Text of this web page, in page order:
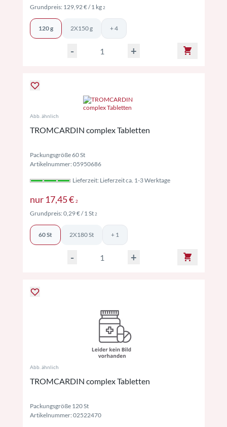
Grundpreis: 129,92 €/ 1 kg 2Preise inkl. MwSt. ggf. zzgl. Versand
120 g 2X150 g + 4
- +
Abb. ähnlich
TROMCARDIN complex Tabletten
Packungsgröße 60 St
Artikelnummer: 05950686
Lieferzeit: Lieferzeit ca. 1-3 Werktage
nur 17,45 € 2Preise inkl. MwSt. ggf. zzgl. Versand
Grundpreis:0,29 €/ 1 St 2Preise inkl. MwSt. ggf. zzgl. Versand
60 St 2X180 St + 1
- +
Abb. ähnlich
TROMCARDIN complex Tabletten
Packungsgröße 120 St
Artikelnummer: 02522470